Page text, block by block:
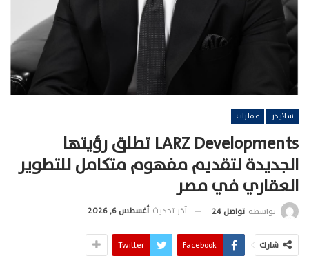
سلايدر عقارات
LARZ Developments تطلق رؤيتها
الجديدة لتقديم مفهوم متكامل للتطوير
العقاري في مصر
بواسطة تواصل 24 آخر تحديث أغسطس 6, 2026
شارك Facebook
Twitter